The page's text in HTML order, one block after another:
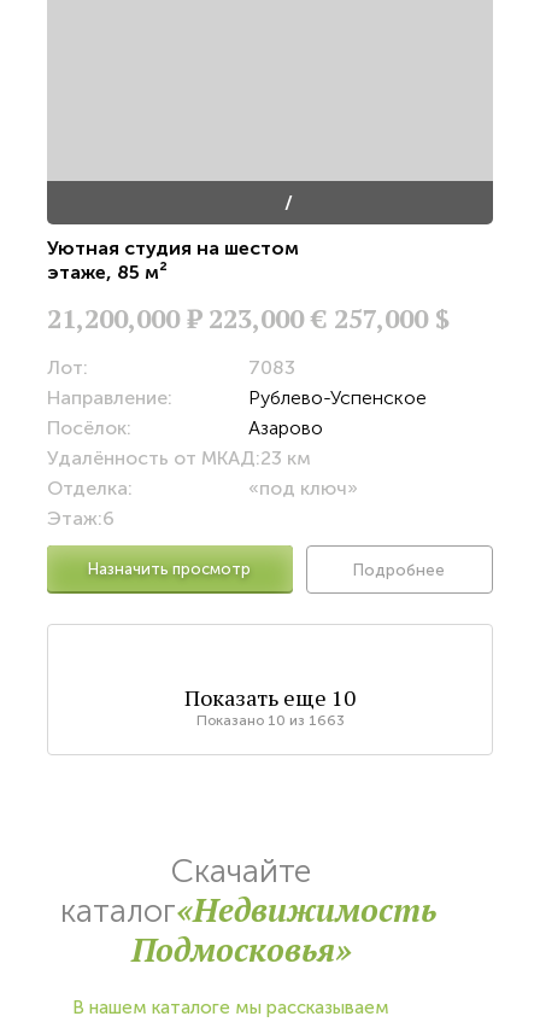
/
Уютная студия на шестом
этаже, 85 м²
21,200,000Р 223,000 € 257,000 $
Лот:
7083
Направление:
Рублево-Успенское
Посёлок:
Азарово
Удалённость от МКАД:23 км
Отделка:
«под ключ»
Этаж:6
Назначить просмотр Подробнее
Показать еще 10
Показано 10 из 1663
Скачайте
каталог«Недвижимость
Подмосковья»
В нашем каталоге мы рассказываем